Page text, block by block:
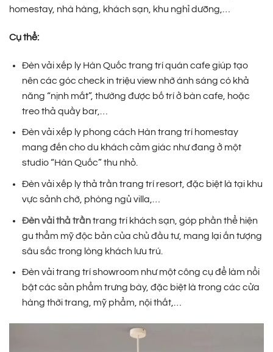
homestay, nhà hàng, khách sạn, khu nghỉ dưỡng,…
Cụ thể:
Đèn vải xếp ly Hàn Quốc trang trí quán cafe giúp tạo
nên các góc check in triệu view nhờ ánh sáng có khả
năng “nịnh mắt”, thường được bố trí ở bàn cafe, hoặc
treo thả quầy bar,…
Đèn vải xếp ly phong cách Hàn trang trí homestay
mang đến cho du khách cảm giác như đang ở một
studio “Hàn Quốc” thu nhỏ.
Đèn vải xếp ly thả trần trang trí resort, đặc biệt là tại khu
vực sảnh chờ, phòng ngủ villa,…
Đèn vải thả trầntrang trí khách sạn, góp phần thể hiện
gu thẩm mỹ độc bản của chủ đầu tư, mang lại ấn tượng
sâu sắc trong lòng khách lưu trú.
Đèn vải trang trí showroom như một công cụ để làm nổi
bật các sản phẩm trưng bày, đặc biệt là trong các cửa
hàng thời trang, mỹ phẩm, nội thất,…